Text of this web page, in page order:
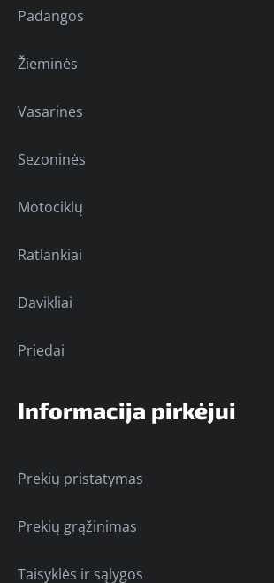
Padangos
Žieminės
Vasarinės
Sezoninės
Motociklų
Ratlankiai
Davikliai
Priedai
Informacija pirkėjui
Prekių pristatymas
Prekių grąžinimas
Taisyklės ir sąlygos